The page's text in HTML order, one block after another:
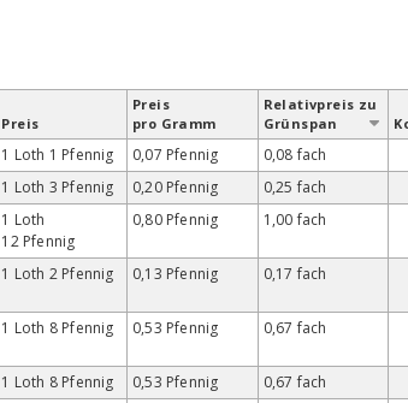
Preis
Preis
pro Gramm
Relativ­preis zu
Grün­span
1 Loth 1 Pfennig 0,07 Pfennig
0,08 fach
1 Loth 3 Pfennig 0,20 Pfennig
0,25 fach
1 Loth
12 Pfennig
0,80 Pfennig 1,00 fach
1 Loth 2 Pfennig 0,13 Pfennig 0,17 fach
1 Loth 8 Pfennig 0,53 Pfennig 0,67 fach
1 Loth 8 Pfennig 0,53 Pfennig
0,67 fach